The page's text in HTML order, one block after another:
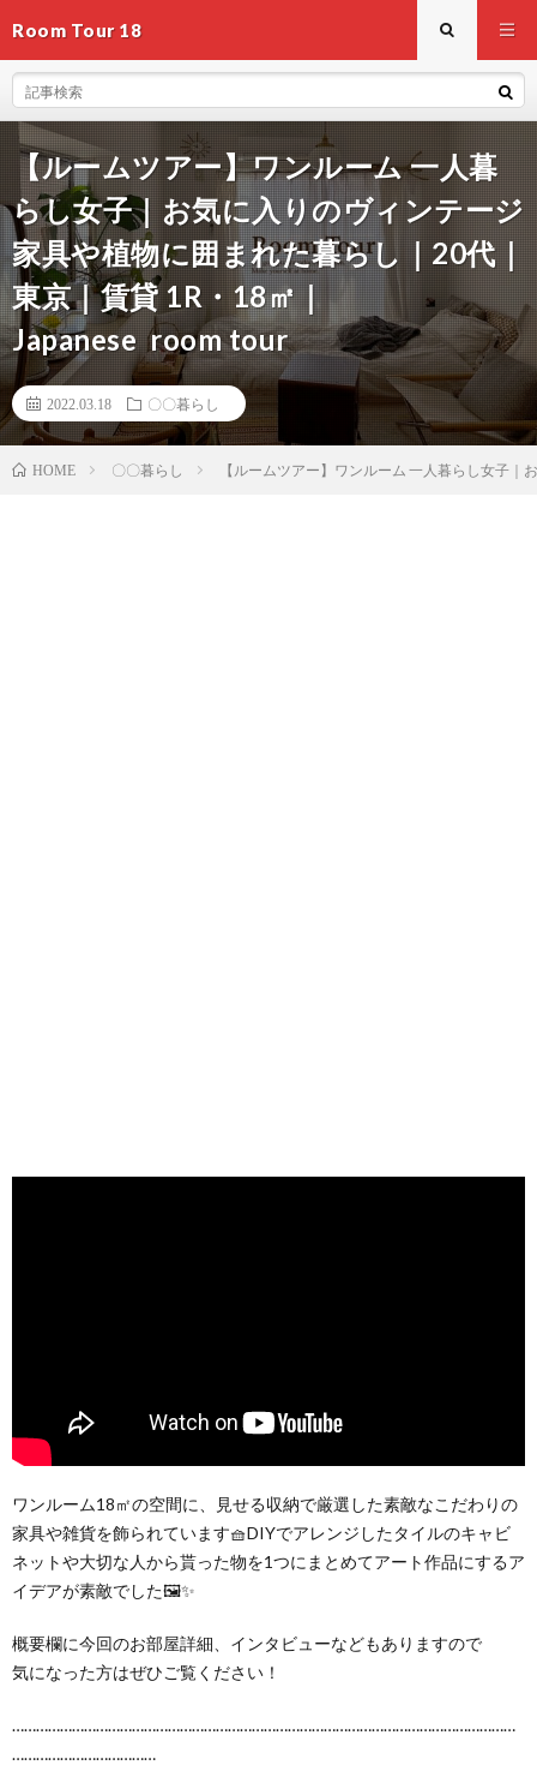
Room Tour 18
【ルームツアー】ワンルーム 一人暮
らし女子｜お気に入りのヴィンテージ
家具や植物に囲まれた暮らし｜20代｜
東京｜賃貸 1R・18㎡｜
Japanese room tour
2022.03.18 〇〇暮らし
HOME 〇〇暮らし 【ルームツアー】ワンルーム 一人暮らし女子
ワンルーム18㎡の空間に、見せる収納で厳選した素敵なこだわりの
家具や雑貨を飾られています🧺DIYでアレンジしたタイルのキャビ
ネットや大切な人から貰った物を1つにまとめてアート作品にするア
イデアが素敵でした🖼✨
概要欄に今回のお部屋詳細、インタビューなどもありますので
気になった方はぜひご覧ください！
………………………………………………………………………………………………………………
………………………………